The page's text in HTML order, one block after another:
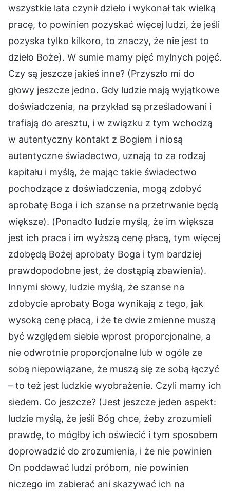
wszystkie lata czynił dzieło i wykonał tak wielką
pracę, to powinien pozyskać więcej ludzi, że jeśli
pozyska tylko kilkoro, to znaczy, że nie jest to
dzieło Boże). W sumie mamy pięć mylnych pojęć.
Czy są jeszcze jakieś inne? (Przyszło mi do
głowy jeszcze jedno. Gdy ludzie mają wyjątkowe
doświadczenia, na przykład są prześladowani i
trafiają do aresztu, i w związku z tym wchodzą
w autentyczny kontakt z Bogiem i niosą
autentyczne świadectwo, uznają to za rodzaj
kapitału i myślą, że mając takie świadectwo
pochodzące z doświadczenia, mogą zdobyć
aprobatę Boga i ich szanse na przetrwanie będą
większe). (Ponadto ludzie myślą, że im większa
jest ich praca i im wyższą cenę płacą, tym więcej
zdobędą Bożej aprobaty Boga i tym bardziej
prawdopodobne jest, że dostąpią zbawienia).
Innymi słowy, ludzie myślą, że szanse na
zdobycie aprobaty Boga wynikają z tego, jak
wysoką cenę płacą, i że te dwie zmienne muszą
być względem siebie wprost proporcjonalne, a
nie odwrotnie proporcjonalne lub w ogóle ze
sobą niepowiązane, że muszą się ze sobą łączyć
– to też jest ludzkie wyobrażenie. Czyli mamy ich
siedem. Co jeszcze? (Jest jeszcze jeden aspekt:
ludzie myślą, że jeśli Bóg chce, żeby zrozumieli
prawdę, to mógłby ich oświecić i tym sposobem
doprowadzić do zrozumienia, i że nie powinien
On poddawać ludzi próbom, nie powinien
niczego im zabierać ani skazywać ich na